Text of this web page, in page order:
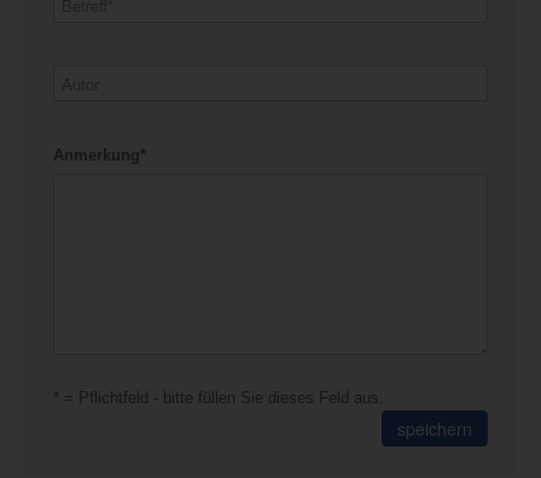
Anmerkung*
* = Pflichtfeld - bitte füllen Sie dieses Feld aus.
speichern